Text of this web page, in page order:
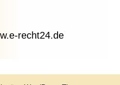
recht24.de